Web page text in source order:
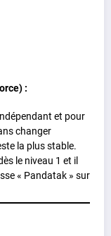
:
et pour
changer
la plus stable.
le niveau 1 et il
« Pandatak » sur